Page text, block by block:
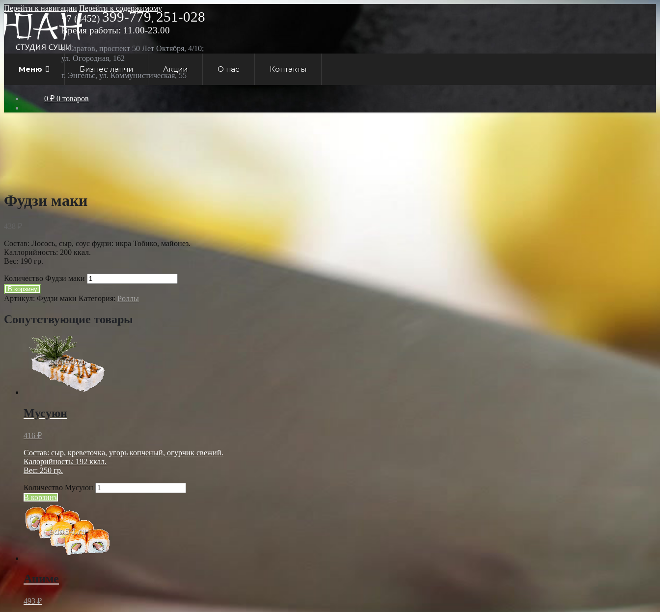
Перейти к навигации Перейти к содержимому
Меню Бизнес ланчи Акции О нас Контакты
0 ₽ 0 товаров
+7 (8452) 399-779, 251-028
Время работы: 11.00-23.00
г. Саратов, проспект 50 Лет Октября, 4/10;
ул. Огородная, 162
г. Энгельс, ул. Коммунистическая, 55
Фудзи маки
Состав: Лосось, сыр, соус фудзи: икра Тобико, майонез.
Каллорийность: 200 ккал.
Вес: 190 гр.
Количество Фудзи маки
В корзину
Артикул: Фудзи маки Категория: Роллы
Сопутствующие товары
Мусуюн
416 ₽
Состав: сыр, креветочка, угорь копченый, огурчик свежий.
Калорийность: 192 ккал.
Вес: 250 гр.
Количество Мусуюн
В корзину
Аниме
493 ₽